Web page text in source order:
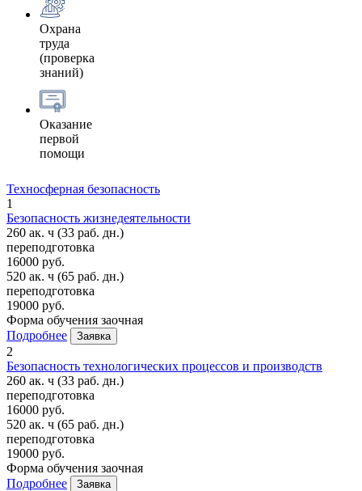
Охрана
труда
(проверка
знаний)
Оказание
первой
помощи
Техносферная безопасность
1
Безопасность жизнедеятельности
260 ак. ч (33 раб. дн.)
переподготовка
16000 руб.
520 ак. ч (65 раб. дн.)
переподготовка
19000 руб.
Форма обучения заочная
Подробнее
Заявка
2
Безопасность технологических процессов и производств
260 ак. ч (33 раб. дн.)
переподготовка
16000 руб.
520 ак. ч (65 раб. дн.)
переподготовка
19000 руб.
Форма обучения заочная
Подробнее
Заявка